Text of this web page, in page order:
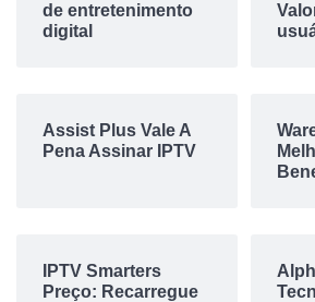
de entretenimento
digital
Assist Plus Vale A
Pena Assinar IPTV
IPTV Smarters
Preço: Recarregue